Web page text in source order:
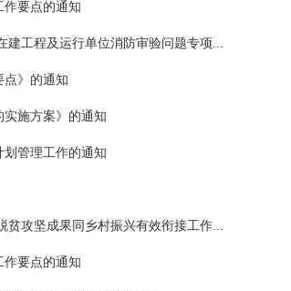
作要点的通知
建工程及运行单位消防审验问题专项...
点》的通知
实施方案》的通知
划管理工作的通知
贫攻坚成果同乡村振兴有效衔接工作...
作要点的通知